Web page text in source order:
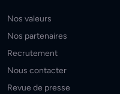
Nos valeurs
Nos partenaires
Recrutement
Nous contacter
Revue de presse